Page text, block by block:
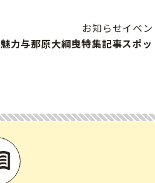
お知らせイベ
力与那原大綱曳特集記事スポ